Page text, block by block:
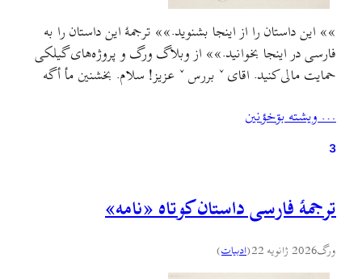
»» این داستان را از اینجا بشنوید.»» ترجمهٔ این داستان را به
فارسی در اینجا بخوانید.»»‌ از وبلاگ ورگ و پروژه‌های گیلکی
حمایت مالی کنید. اقای ˇ بررس ˇ عزیز! سلام. بخشنین مأ أگه
جؤر بۊدم شیمه نؤم-ه نیأتم، بۊتم بئتره هۊ عؤنوان أجي…
… ويشته بۊخؤنين
3
ترجمهٔ فارسی داستان کوتاه «نامه»
ورگ2026 ژانویه 22 (ادبيات)